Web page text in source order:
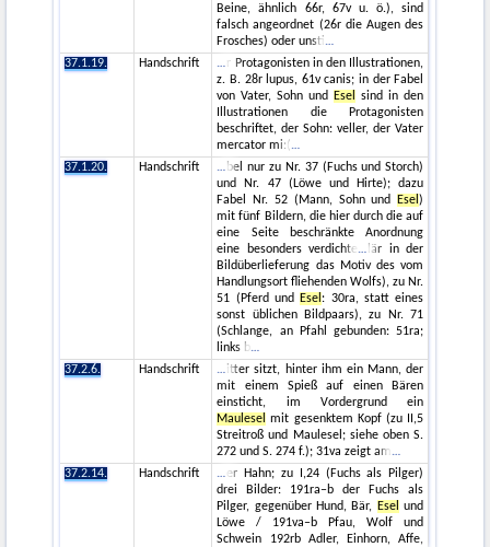
Beine, ähnlich 66r, 67v u. ö.), sind
falsch angeordnet (26r die Augen des
Frosches) oder unsti
37.1.19.
Handschrift
r Protagonisten in den Illustrationen,
z. B. 28r lupus, 61v canis; in der Fabel
von Vater, Sohn und
Esel
sind in den
Illustrationen die Protagonisten
beschriftet, der Sohn: veller, der Vater
mercator mi:(
37.1.20.
Handschrift
bel nur zu Nr. 37 (Fuchs und Storch)
und Nr. 47 (Löwe und Hirte); dazu
Fabel Nr. 52 (Mann, Sohn und
Esel)
mit fünf Bildern, die hier durch die auf
eine Seite beschränkte Anordnung
eine besonders verdichte
lär in der
Bildüberlieferung das Motiv des vom
Handlungsort fliehenden Wolfs), zu Nr.
51 (Pferd und
Esel : 30ra, statt eines
sonst üblichen Bildpaars), zu Nr. 71
(Schlange, an Pfahl gebunden: 51ra;
links b
37.2.6.
Handschrift
itter sitzt, hinter ihm ein Mann, der
mit einem Spieß auf einen Bären
einsticht, im Vordergrund ein
Maulesel mit gesenktem Kopf (zu II,5
Streitroß und Maulesel; siehe oben S.
272 und S. 274 f.); 31va zeigt am
37.2.14.
Handschrift
er Hahn; zu I,24 (Fuchs als Pilger)
drei Bilder: 191ra–b der Fuchs als
Pilger, gegenüber Hund, Bär,
Esel und
Löwe / 191va–b Pfau, Wolf und
Schwein 192rb Adler, Einhorn, Affe,